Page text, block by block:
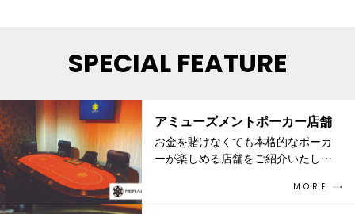
SPECIAL FEATURE
アミューズメントポーカー店舗
お金を賭けなくても本格的なポーカ
ーが楽しめる店舗をご紹介いたしま
ドリンク片手に1人で楽しめる店舗か
MORE